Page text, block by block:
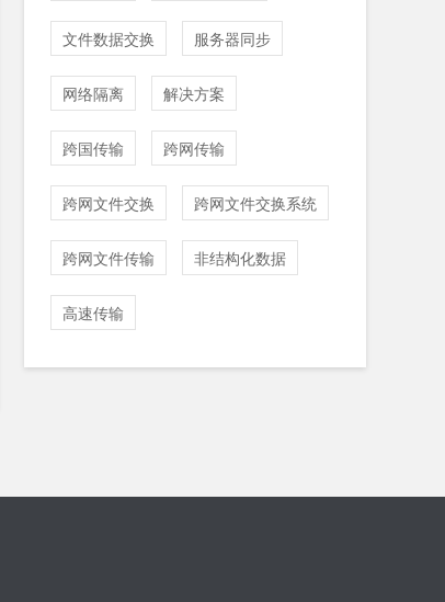
文件数据交换 服务器同步
网络隔离 解决方案
跨国传输 跨网传输
跨网文件交换 跨网文件交换系统
跨网文件传输 非结构化数据
高速传输